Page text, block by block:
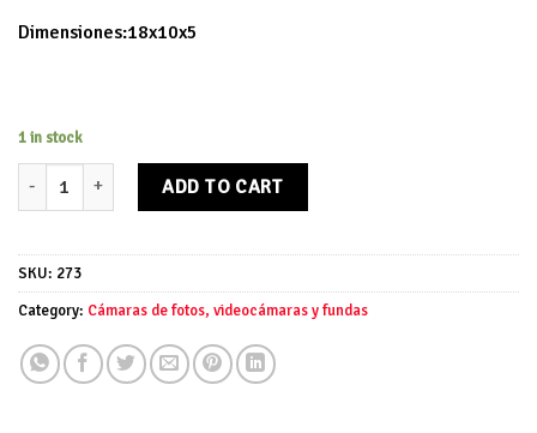
Dimensiones:18x10x5
1 in stock
Funda Cámara de fotos quantity
ADD TO CART
SKU: 273
Category: Cámaras de fotos, videocámaras y fundas